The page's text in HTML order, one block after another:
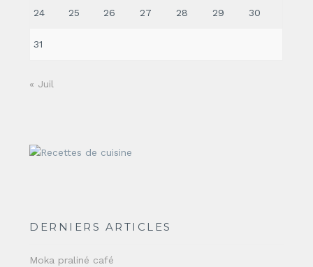
24 25 26 27 28 29 30
31
« Juil
DERNIERS ARTICLES
Moka praliné café